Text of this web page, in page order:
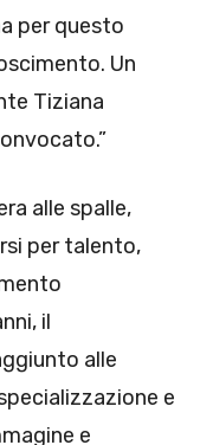
per questo
Un
Tiziana
alle spalle,
per talento,
il
alle
e
e